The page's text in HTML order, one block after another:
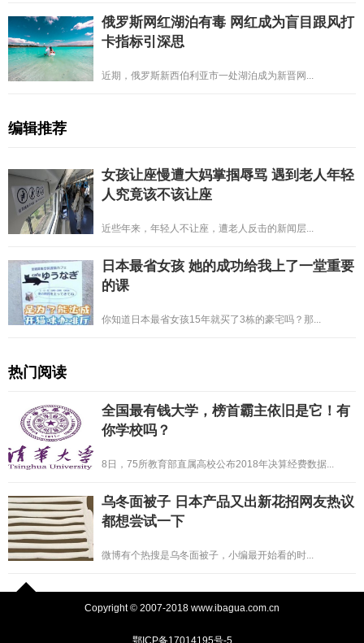
俄罗斯网红湖泊有毒 网红成为盲目跟风打
卡指标引深思
近期，俄罗斯新西伯利亚市一处湖泊成为新晋网...
编辑推荐
女孩让座慢遭大妈掌掴辱骂 遇到老人年轻
人究竟该不该让座
近些年来，年轻人不让座，遭老人反击的新闻层...
日本最省女孩 她的成功给我上了一堂重要
的课
你知道日本最省女孩15年就买了3栋的豪宅吗？那...
热门阅读
全国最有钱大学，榜首霸主依旧是它！有
你学校吗？
8日，75所教育部直属高校公布2018年决算经费数据...
乌冬面被子 日本产品又出新花招网友热议
都想尝试一下
微博有个热搜是乌冬面被子，小编最开始看的时...
Copyright © 2007-2018 www.ibagua.com.cn
鄂ICP备17014195号-5